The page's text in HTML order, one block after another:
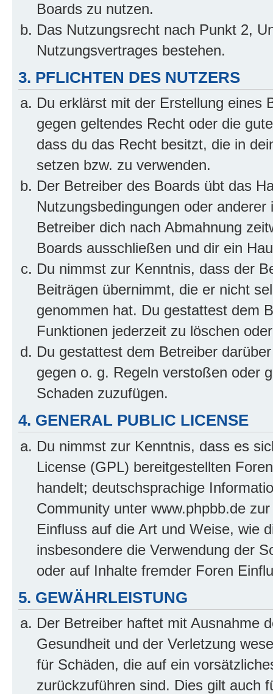
Boards zu nutzen.
Das Nutzungsrecht nach Punkt 2,
Nutzungsvertrages bestehen.
3. PFLICHTEN DES NUTZERS
Du erklärst mit der Erstellung eines
gegen geltendes Recht oder die
dass du das Recht besitzt, die in
setzen bzw. zu verwenden.
Der Betreiber des Boards übt das
Nutzungsbedingungen oder
Betreiber dich nach Abmahnung
Boards ausschließen und dir ein
Du nimmst zur Kenntnis, dass der
Beiträgen übernimmt, die er nicht
genommen hat. Du gestattest dem
Funktionen jederzeit zu löschen
Du gestattest dem Betreiber
gegen o. g. Regeln verstoßen oder
Schaden zuzufügen.
4. GENERAL PUBLIC LICENSE
Du nimmst zur Kenntnis, dass es
License (GPL) bereitgestellten
handelt; deutschsprachige
Community unter www.phpbb.de
Einfluss auf die Art und Weise, wie
insbesondere die Verwendung der
oder auf Inhalte fremder Foren
5. GEWÄHRLEISTUNG
Der Betreiber haftet mit Ausnahme
Gesundheit und der Verletzung
für Schäden, die auf ein
zurückzuführen sind. Dies gilt auch